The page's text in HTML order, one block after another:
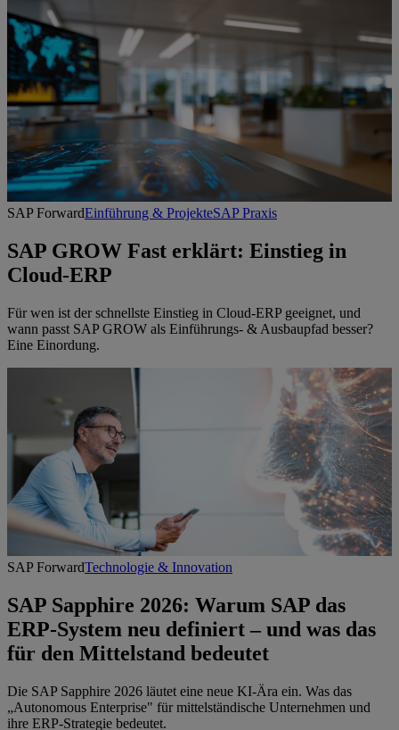
SAP ForwardEinführung & ProjekteSAP Praxis
SAP GROW Fast erklärt: Einstieg in
Cloud-ERP
Für wen ist der schnellste Einstieg in Cloud-ERP geeignet, und
wann passt SAP GROW als Einführungs- & Ausbaupfad besser?
Eine Einordung.
SAP ForwardTechnologie & Innovation
SAP Sapphire 2026: Warum SAP das
ERP-System neu definiert – und was das
für den Mittelstand bedeutet
Die SAP Sapphire 2026 läutet eine neue KI-Ära ein. Was das
„Autonomous Enterprise" für mittelständische Unternehmen und
ihre ERP-Strategie bedeutet.